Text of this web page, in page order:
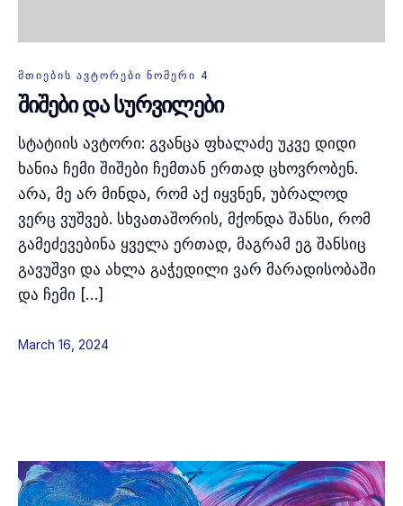
ᲛᲗᲘᲔᲑᲘᲡ ᲐᲕᲢᲝᲠᲔᲑᲘ ᲜᲝᲛᲔᲠᲘ 4
შიშები და სურვილები
სტატიის ავტორი: გვანცა ფხალაძე უკვე დიდი
ხანია ჩემი შიშები ჩემთან ერთად ცხოვრობენ.
არა, მე არ მინდა, რომ აქ იყვნენ, უბრალოდ
ვერც ვუშვებ. სხვათაშორის, მქონდა შანსი, რომ
გამეძევებინა ყველა ერთად, მაგრამ ეგ შანსიც
გავუშვი და ახლა გაჭედილი ვარ მარადისობაში
და ჩემი […]
March 16, 2024